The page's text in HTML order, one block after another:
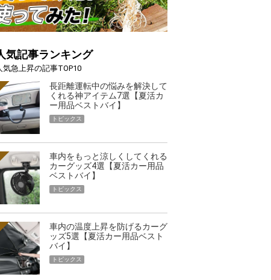
気記事ランキング
気急上昇の記事TOP10
長距離運転中の悩みを解決して
くれる神アイテム7選【夏活カ
ー用品ベストバイ】
トピックス
車内をもっと涼しくしてくれる
カーグッズ4選【夏活カー用品
ベストバイ】
トピックス
車内の温度上昇を防げるカーグ
ッズ5選【夏活カー用品ベスト
バイ】
トピックス